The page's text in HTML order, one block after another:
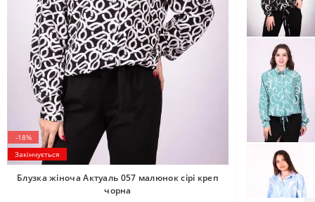
-18%
Закінчується
Блузка жіноча Актуаль 057 малюнок сірі креп
чорна